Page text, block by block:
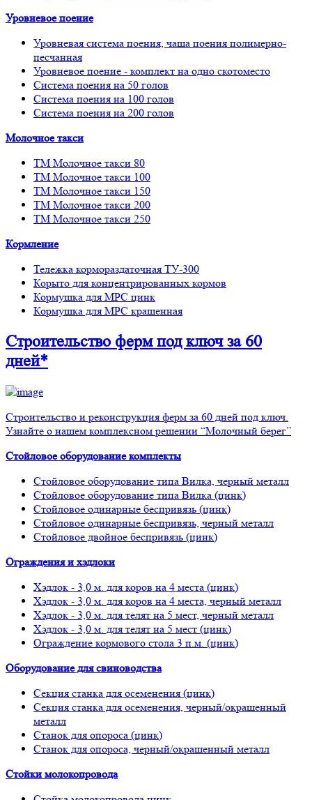
Уровневое поение
Уровневая система поения, чаша поения полимерно-
песчанная
Уровневое поение - комплект на одно скотоместо
Система поения на 50 голов
Система поения на 100 голов
Система поения на 200 голов
Молочное такси
ТМ Молочное такси 80
ТМ Молочное такси 100
ТМ Молочное такси 150
ТМ Молочное такси 200
ТМ Молочное такси 250
Кормление
Тележка кормораздаточная ТУ-300
Корыто для концентрированных кормов
Кормушка для МРС цинк
Кормушка для МРС крашенная
Строительство фермпод ключ за 60
дней*
Строительство и реконструкция ферм за 60 дней под ключ.
Узнайте о нашем комплексном решении “Молочный берег”
Стойловое оборудование комплекты
Стойловое оборудование типа Вилка, черный металл
Стойловое оборудование типа Вилка (цинк)
Стойловое одинарные беспривязь (цинк)
Стойловое одинарные беспривязь, черный металл
Стойловое двойное беспривязь (цинк)
Ограждения и хэдлоки
Хэдлок - 3,0 м. для коров на 4 места (цинк)
Хэдлок - 3,0 м. для коров на 4 места, черный металл
Хэдлок - 3,0 м. для телят на 5 мест, черный металл
Хэдлок - 3,0 м. для телят на 5 мест (цинк)
Ограждение кормового стола 3 п.м. (цинк)
Оборудование для свиноводства
Секция станка для осеменения (цинк)
Секция станка для осеменения, черный/окрашенный
металл
Станок для опороса (цинк)
Станок для опороса, черный/окрашенный металл
Стойки молокопровода